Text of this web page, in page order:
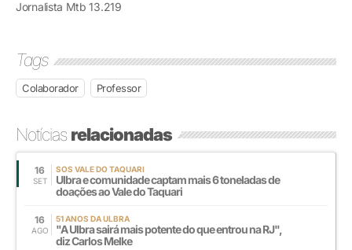
Jornalista Mtb 13.219
Tags
Colaborador Professor
Notíciasrelacionadas
16
SET
SOS VALE DO TAQUARI
Ulbra e comunidade captam mais 6 toneladas de
doações ao Vale do Taquari
16
AGO
51 ANOS DA ULBRA
"A Ulbra sairá mais potente do que entrou na RJ",
diz Carlos Melke